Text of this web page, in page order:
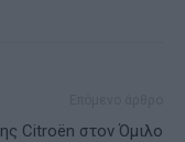
Citroën στον Όμιλο